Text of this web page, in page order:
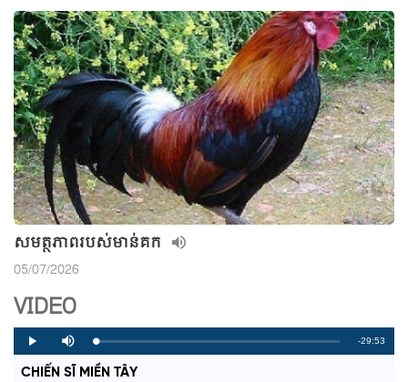
សមត្ថភាពរបស់មាន់គក
05/07/2026
VIDEO
P
l
y
M
u
e
L
o
a
d
P
r
o
g
R
-29:53
CHIẾN SĨ MIỀN TÂY